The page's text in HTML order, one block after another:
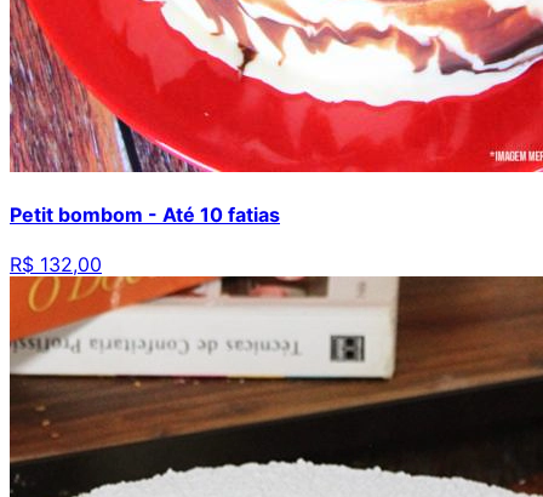
Petit bombom - Até 10 fatias
R$ 132,00